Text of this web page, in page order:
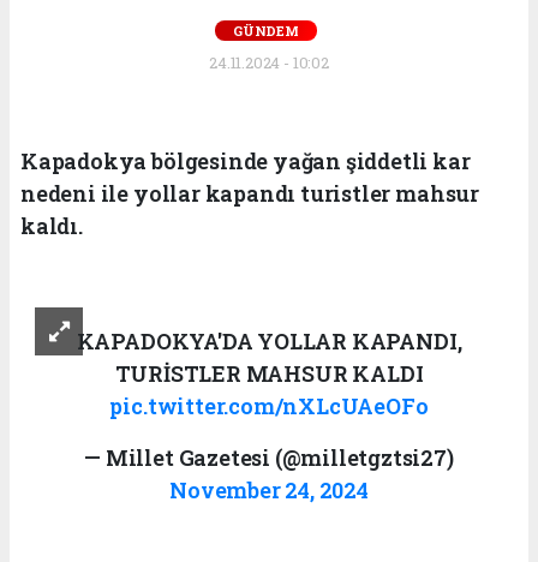
GÜNDEM
24.11.2024 - 10:02
Kapadokya bölgesinde yağan şiddetli kar
nedeni ile yollar kapandı turistler mahsur
kaldı.
KAPADOKYA'DA YOLLAR KAPANDI,
TURİSTLER MAHSUR KALDI
pic.twitter.com/nXLcUAeOFo
— Millet Gazetesi (@milletgztsi27)
November 24, 2024